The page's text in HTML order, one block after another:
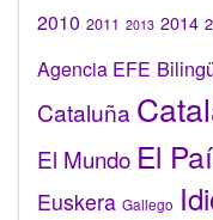
2010 2011 2013 2014
Agencia EFE
Cataluña
El Mundo El
Euskera Gallego